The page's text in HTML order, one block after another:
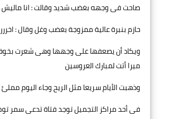
صاحت فى وجهه بغضب شديد وقالت : انا ماليش
حازم بنبرة عالية ممزوجة بغضب وغل وقال :
ويكاد أن يصعفها على وجهها وهى شعرت
ميرا أتت لمبارك العروسين
وذهبت الأيام سريعا مثل الريح وجاء اليوم
فى أحد مراكز التجميل توجد فتاة تدعى